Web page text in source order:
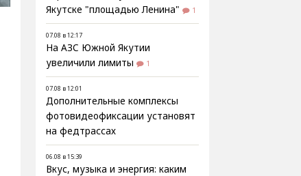
Якутске "площадью Ленина"
1
07.08 в 12:17
На АЗС Южной Якутии
увеличили лимиты
1
07.08 в 12:01
Дополнительные комплексы
фотовидеофиксации установят
на федтрассах
06.08 в 15:39
Вкус, музыка и энергия: каким